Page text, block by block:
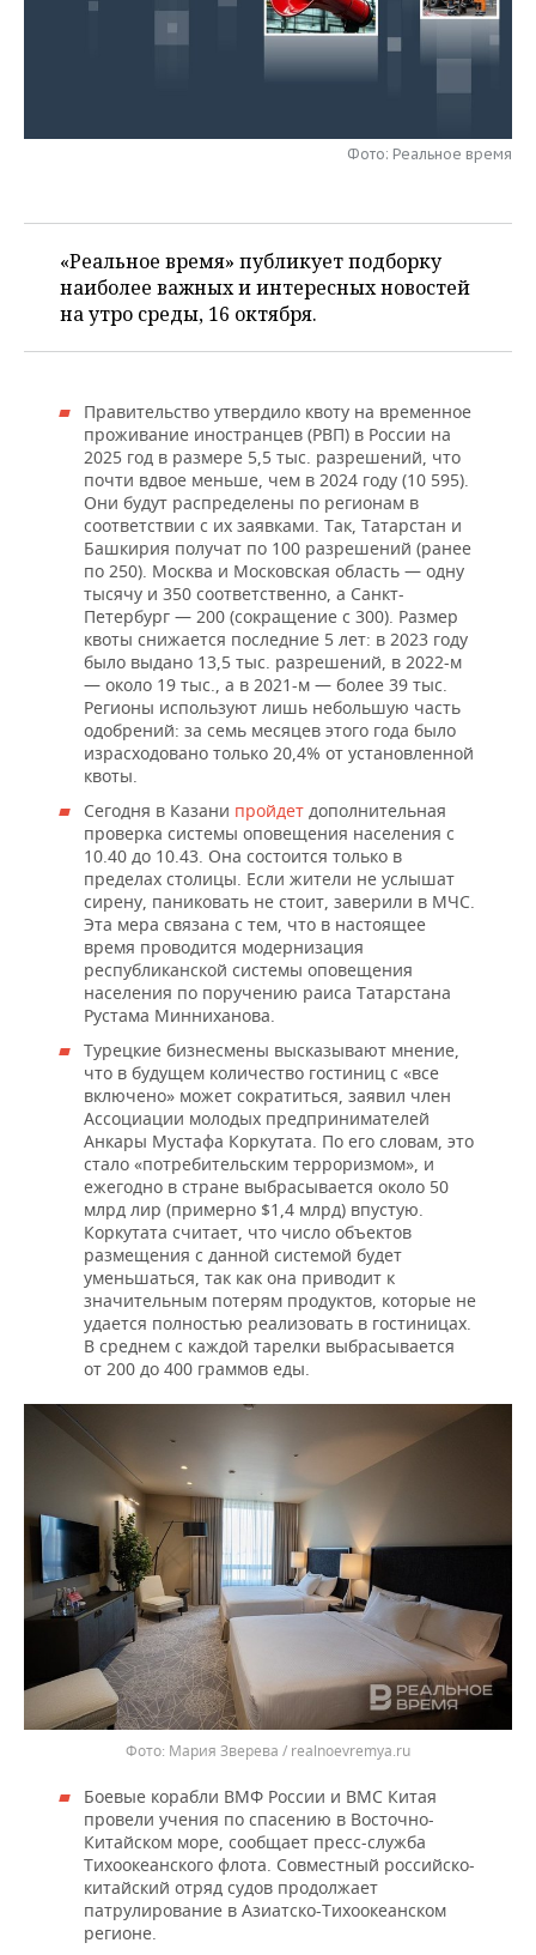
НЕФТЕХИМИЯ
РОЗНИЧНАЯ ТОРГОВЛЯ
НОВОСТИ ТЕХНОЛОГИЙ
МЕРОПРИЯТИЯ
ONLINE-КОНФЕРЕНЦИИ
ОТКРЫТАЯ ЛЕКЦИЯ
ХОККЕЙ
БАСКЕТБОЛ
КИБЕРСПОРТ
ФИГУРНОЕ КАТАНИЕ
ВОДНЫЕ ВИДЫ СПОРТА
ХОККЕЙ С МЯЧОМ
ВЛАСТЬ
ИНФРАСТРУКТУРА
КУЛЬТУРА
МЕДИЦИНА
ОБРАЗОВАНИЕ
ПРОИСШЕСТВИЯ
СЮЖЕТЫ
СПРАВОЧНИК
СПИСОК КОМПАНИЙ
Фото: Реальное время
«Реальное время» публикует подборку
наиболее важных и интересных новостей
на утро среды, 16 октября.
Правительство утвердило квоту на временное
проживание иностранцев (РВП) в России на
2025 год в размере 5,5 тыс. разрешений, что
почти вдвое меньше, чем в 2024 году (10 595).
Они будут распределены по регионам в
соответствии с их заявками. Так, Татарстан и
Башкирия получат по 100 разрешений (ранее
по 250). Москва и Московская область — одну
тысячу и 350 соответственно, а Санкт-
Петербург — 200 (сокращение с 300). Размер
квоты снижается последние 5 лет: в 2023 году
было выдано 13,5 тыс. разрешений, в 2022-м
— около 19 тыс., а в 2021-м — более 39 тыс.
Регионы используют лишь небольшую часть
одобрений: за семь месяцев этого года было
израсходовано только 20,4% от установленной
квоты.
Сегодня в Казани пройдет дополнительная
проверка системы оповещения населения с
10.40 до 10.43. Она состоится только в
пределах столицы. Если жители не услышат
сирену, паниковать не стоит, заверили в МЧС.
Эта мера связана с тем, что в настоящее
время проводится модернизация
республиканской системы оповещения
населения по поручению раиса Татарстана
Рустама Минниханова.
Турецкие бизнесмены высказывают мнение,
что в будущем количество гостиниц с «все
включено» может сократиться, заявил член
Ассоциации молодых предпринимателей
Анкары Мустафа Коркутата. По его словам, это
стало «потребительским терроризмом», и
ежегодно в стране выбрасывается около 50
млрд лир (примерно $1,4 млрд) впустую.
Коркутата считает, что число объектов
размещения с данной системой будет
уменьшаться, так как она приводит к
значительным потерям продуктов, которые не
удается полностью реализовать в гостиницах.
В среднем с каждой тарелки выбрасывается
от 200 до 400 граммов еды.
Мария Зверева / realnoevremya.ru
Боевые корабли ВМФ России и ВМС Китая
провели учения по спасению в Восточно-
Китайском море, сообщает пресс-служба
Тихоокеанского флота. Совместный российско-
китайский отряд судов продолжает
патрулирование в Азиатско-Тихоокеанском
регионе.